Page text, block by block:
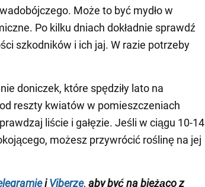
Może to być mydło w
Po kilku dniach dokładnie sprawdź
szkodników i ich jaj. W razie potrzeby
doniczek, które spędziły lato na
reszty kwiatów w pomieszczeniach
liście i gałęzie. Jeśli w ciągu 10-14
możesz przywrócić roślinę na jej
iViberze, aby być na bieżąco z